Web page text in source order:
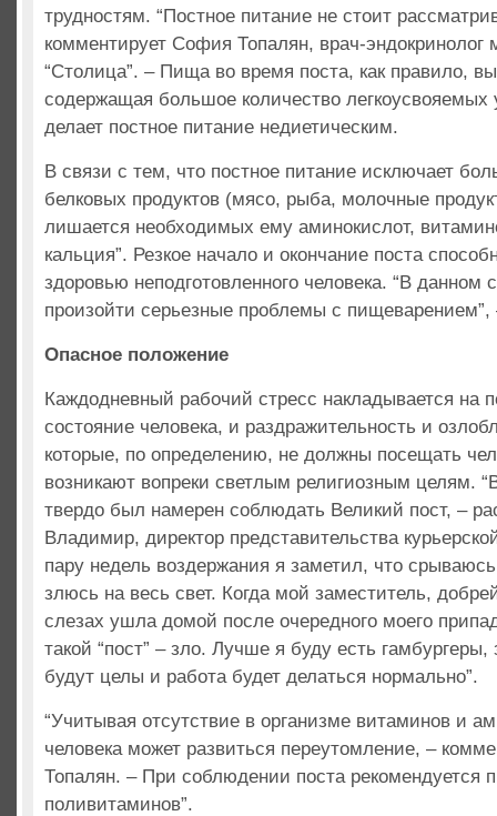
трудностям. “Постное питание не стоит
комментирует София Топалян, врач-эндокринолог
“Столица”. – Пища во время поста, как правило,
содержащая большое количество легкоусвояемых
делает постное питание недиетическим.
В связи с тем, что постное питание исключает
белковых продуктов (мясо, рыба, молочные
лишается необходимых ему аминокислот,
кальция”. Резкое начало и окончание поста
здоровью неподготовленного человека. “В данном
произойти серьезные проблемы с пищеварением”,
Опасное положение
Каждодневный рабочий стресс накладывается на
состояние человека, и раздражительность и
которые, по определению, не должны посещать
возникают вопреки светлым религиозным целям.
твердо был намерен соблюдать Великий пост, –
Владимир, директор представительства
пару недель воздержания я заметил, что
злюсь на весь свет. Когда мой заместитель,
слезах ушла домой после очередного моего
такой “пост” – зло. Лучше я буду есть
будут целы и работа будет делаться нормально”.
“Учитывая отсутствие в организме витаминов и
человека может развиться переутомление, –
Топалян. – При соблюдении поста рекомендуется
поливитаминов”.